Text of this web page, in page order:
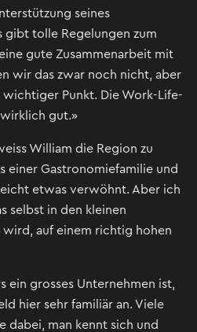
seines
gibt tolle Regelungen zum
gute Zusammenarbeit mit
wir das zwar noch nicht, aber
Punkt. Die Work-Life-
gut.»
William die Region zu
einer Gastronomiefamilie und
etwas verwöhnt. Aber ich
selbst in den kleinen
auf einem richtig hohen
ein grosses Unternehmen ist,
hier sehr familiär an. Viele
dabei, man kennt sich und